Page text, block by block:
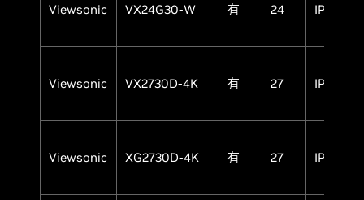
Viewsonic VX24G30-W 有 24 IPS
Viewsonic VX2730D-4K 有 27 IPS
Viewsonic XG2730D-4K 有 27 IPS